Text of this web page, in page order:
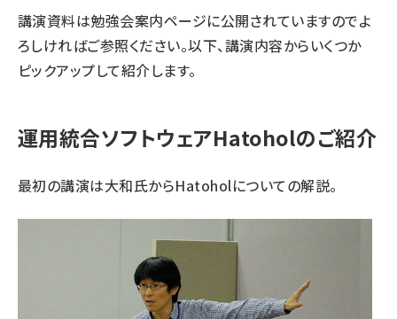
講演資料は勉強会案内ページに公開されていますのでよ
ろしければご参照ください。以下、講演内容からいくつか
ピックアップして紹介します。
運用統合ソフトウェアHatoholのご紹介
最初の講演は大和氏からHatoholについての解説。